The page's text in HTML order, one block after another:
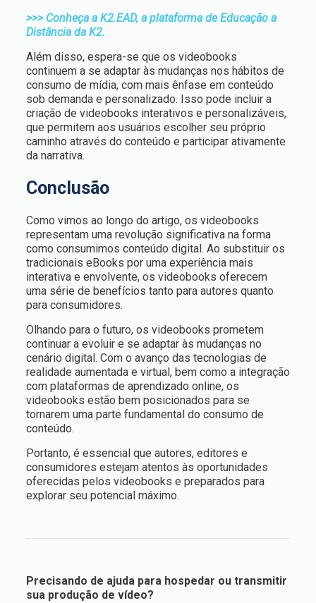
>>> Conheça a K2.EAD, a plataforma de Educação a
Distância da K2.
Além disso, espera-se que os videobooks
continuem a se adaptar às mudanças nos hábitos de
consumo de mídia, com mais ênfase em conteúdo
sob demanda e personalizado. Isso pode incluir a
criação de videobooks interativos e personalizáveis,
que permitem aos usuários escolher seu próprio
caminho através do conteúdo e participar ativamente
da narrativa.
Conclusão
Como vimos ao longo do artigo, os videobooks
representam uma revolução significativa na forma
como consumimos conteúdo digital. Ao substituir os
tradicionais eBooks por uma experiência mais
interativa e envolvente, os videobooks oferecem
uma série de benefícios tanto para autores quanto
para consumidores.
Olhando para o futuro, os videobooks prometem
continuar a evoluir e se adaptar às mudanças no
cenário digital. Com o avanço das tecnologias de
realidade aumentada e virtual, bem como a integração
com plataformas de aprendizado online, os
videobooks estão bem posicionados para se
tornarem uma parte fundamental do consumo de
conteúdo.
Portanto, é essencial que autores, editores e
consumidores estejam atentos às oportunidades
oferecidas pelos videobooks e preparados para
explorar seu potencial máximo.
Precisando de ajuda para hospedar ou transmitir
sua produção de vídeo?